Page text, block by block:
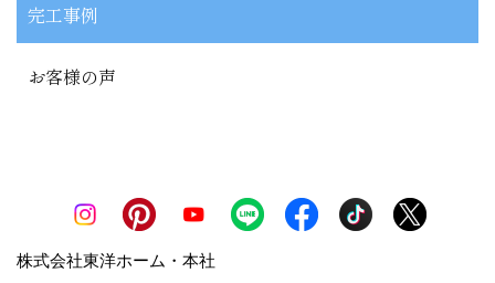
完工事例
お客様の声
株式会社東洋ホーム・本社